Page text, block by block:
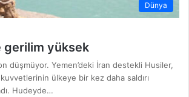
Dünya
gerilim yüksek
düşmüyor. Yemen’deki İran destekli Husiler,
ülkeye bir kez daha saldırı
Hudeyde…